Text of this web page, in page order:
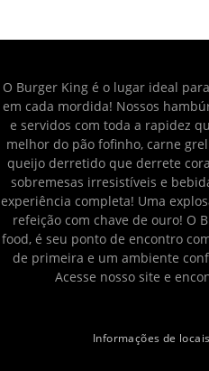
O Burger King é o lugar ideal
em cada mordida! Nossos
e servidos com toda a rapidez
melhor do pão fofinho, carne
queijo derretido que derrete
sobremesas irresistíveis e
experiência completa! Uma
refeição com chave de ouro! O
food, é seu ponto de encontro
de primeira e um ambiente
Acesse nosso site e
Informações de